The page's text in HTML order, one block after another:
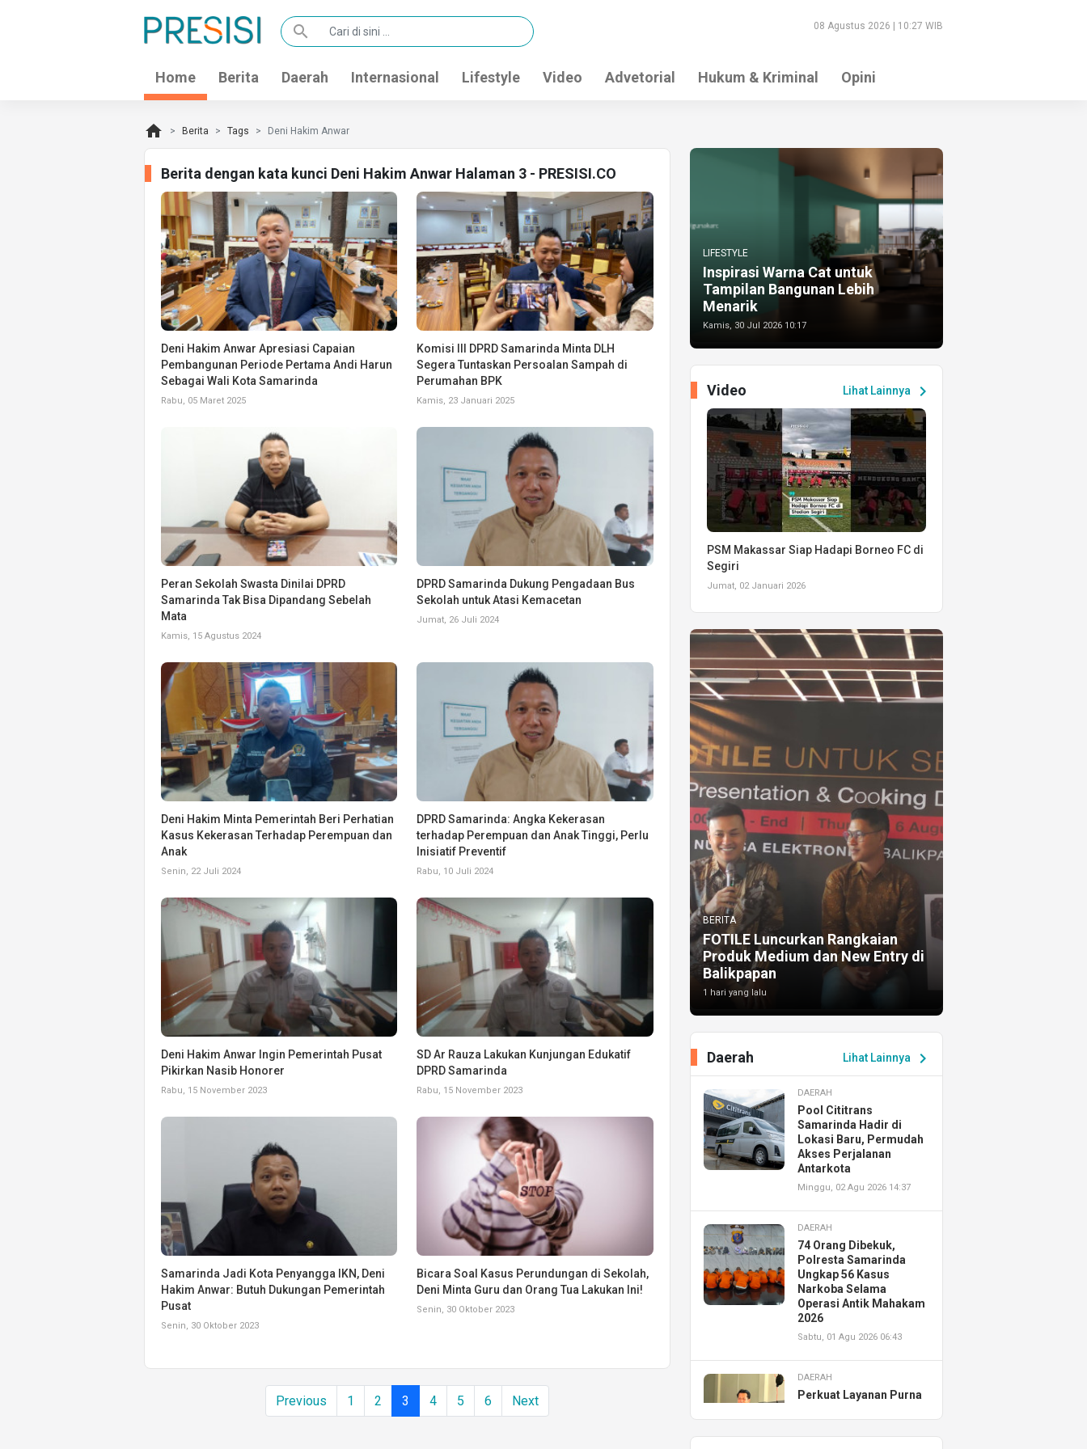
search 08 Agustus 2026 | 10:27 WIB
Home Berita Daerah Internasional Lifestyle Video Advetorial Hukum & Kriminal Opini
home Berita Tags Deni Hakim Anwar
Berita dengan kata kunci Deni Hakim Anwar Halaman 3 - PRESISI.CO
Deni Hakim Anwar Apresiasi Capaian
Pembangunan Periode Pertama Andi Harun
Sebagai Wali Kota Samarinda
Rabu, 05 Maret 2025
Komisi III DPRD Samarinda Minta DLH
Segera Tuntaskan Persoalan Sampah di
Perumahan BPK
Kamis, 23 Januari 2025
Peran Sekolah Swasta Dinilai DPRD
Samarinda Tak Bisa Dipandang Sebelah
Mata
Kamis, 15 Agustus 2024
DPRD Samarinda Dukung Pengadaan Bus
Sekolah untuk Atasi Kemacetan
Jumat, 26 Juli 2024
Deni Hakim Minta Pemerintah Beri Perhatian
Kasus Kekerasan Terhadap Perempuan dan
Anak
Senin, 22 Juli 2024
DPRD Samarinda: Angka Kekerasan
terhadap Perempuan dan Anak Tinggi, Perlu
Inisiatif Preventif
Rabu, 10 Juli 2024
Deni Hakim Anwar Ingin Pemerintah Pusat
Pikirkan Nasib Honorer
Rabu, 15 November 2023
SD Ar Rauza Lakukan Kunjungan Edukatif
DPRD Samarinda
Rabu, 15 November 2023
Samarinda Jadi Kota Penyangga IKN, Deni
Hakim Anwar: Butuh Dukungan Pemerintah
Pusat
Senin, 30 Oktober 2023
Bicara Soal Kasus Perundungan di Sekolah,
Deni Minta Guru dan Orang Tua Lakukan Ini!
Senin, 30 Oktober 2023
Previous 1 2 3 4 5 6 Next
LIFESTYLE
Inspirasi Warna Cat untuk
Tampilan Bangunan Lebih
Menarik
Kamis, 30 Jul 2026 10:17
Lihat Lainnya chevron_right
Video
PSM Makassar Siap Hadapi Borneo FC di
Segiri
Jumat, 02 Januari 2026
BERITA
FOTILE Luncurkan Rangkaian
Produk Medium dan New Entry di
Balikpapan
1 hari yang lalu
Lihat Lainnya chevron_right
Daerah
DAERAH
Pool Cititrans
Samarinda Hadir di
Lokasi Baru, Permudah
Akses Perjalanan
Antarkota
Minggu, 02 Agu 2026 14:37
DAERAH
74 Orang Dibekuk,
Polresta Samarinda
Ungkap 56 Kasus
Narkoba Selama
Operasi Antik Mahakam
2026
Sabtu, 01 Agu 2026 06:43
DAERAH
Perkuat Layanan Purna
Resmikan AHASS